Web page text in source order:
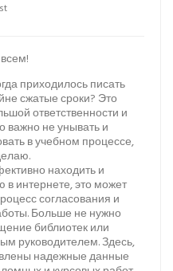
приходилось писать
сжатые сроки? Это
ответственности и
важно не унывать и
в учебном процессе,
находить и
интернете, это может
согласования и
Больше не нужно
библиотек или
руководителем. Здесь,
надежные данные